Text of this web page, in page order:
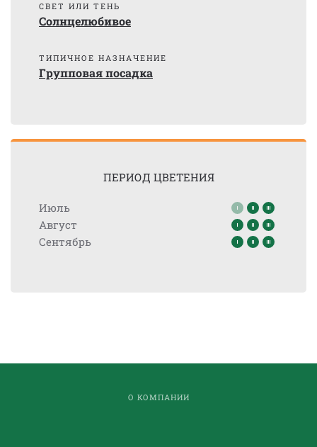
СВЕТ ИЛИ ТЕНЬ
Солнцелюбивое
ТИПИЧНОЕ НАЗНАЧЕНИЕ
Групповая посадка
ПЕРИОД ЦВЕТЕНИЯ
Июль
Август
Сентябрь
О КОМПАНИИ